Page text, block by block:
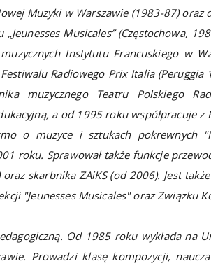
Muzyki w Warszawie (1983-87) oraz
Musicales” (Częstochowa,
Instytutu Francuskiego w
Radiowego Prix Italia (Peruggia
muzycznego Teatru Polskiego
a od 1995 roku współpracuje z
o muzyce i sztukach pokrewnych
roku. Sprawował także funkcje
skarbnika ZAiKS (od 2006). Jest
"Jeunesses Musicales" oraz Związku
Od 1985 roku wykłada na
Prowadzi klasę kompozycji,